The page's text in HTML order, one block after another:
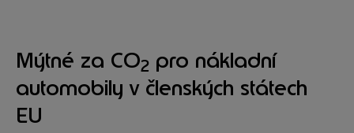
Mýtné za CO2 pro nákladní
automobily v členských státech
EU